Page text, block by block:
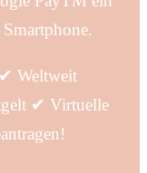
Weltweit
✔ Virtuelle